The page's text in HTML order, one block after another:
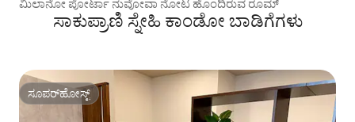
ಮಿಲಾನೋ ಪೋರ್ಟಾ ನುವೋವಾ ನೋಟ ಹೊಂದಿರುವ ರೂಮ್
ಸಾಕುಪ್ರಾಣಿ ಸ್ನೇಹಿ ಕಾಂಡೋ ಬಾಡಿಗೆಗಳು
ಸೂಪರ್‌ಹೋಸ್ಟ್
ಸೂಪರ್‌ಹೋಸ್ಟ್